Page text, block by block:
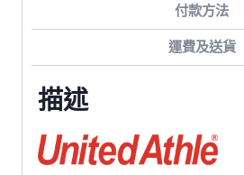
付款方法
運費及送貨
描述